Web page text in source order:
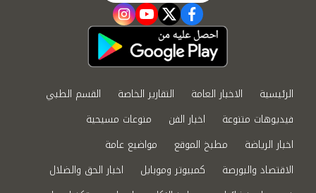
facebook
twitter
youtube
instagram
الرئيسية الاخبار العامة التقارير الخاصة
القسم الطبي
فيديوهات متنوعة
اخبار الفن
منوعات مسيحية
اخبار الرياضة
مطبخ الموقع
مواضيع عامة
الاقتصاد والبورصة
كمبيوتر وموبايل
اخبار الحق والضلال